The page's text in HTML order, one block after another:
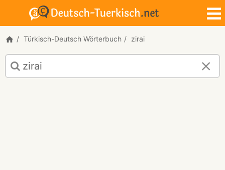
Türkisch-Deutsch Wörterbuch zirai
Türkisch-
Deutsch
Übersetzung